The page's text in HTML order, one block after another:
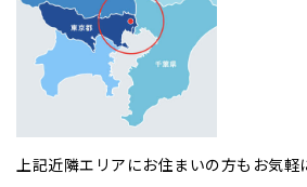
上記近隣エリアにお住まいの方もお気軽